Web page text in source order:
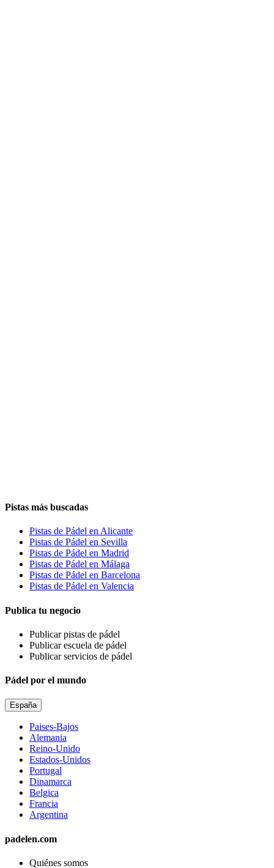
Pistas más buscadas
Pistas de Pádel en Alicante
Pistas de Pádel en Sevilla
Pistas de Pádel en Madrid
Pistas de Pádel en Málaga
Pistas de Pádel en Barcelona
Pistas de Pádel en Valencia
Publica tu negocio
Publicar pistas de pádel
Publicar escuela de pádel
Publicar servicios de pádel
Pádel por el mundo
España
Paises-Bajos
Alemania
Reino-Unido
Estados-Unidos
Portugal
Dinamarca
Belgica
Francia
Argentina
padelen.com
Quiénes somos